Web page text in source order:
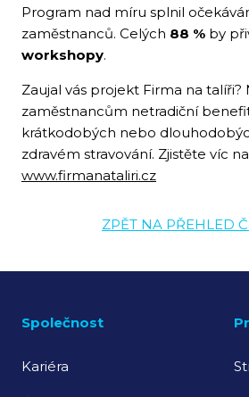
Program nad míru splnil
zaměstnanců. Celých 88 % by
workshopy.
Zaujal vás projekt Firma na
zaměstnancům netradiční
krátkodobých nebo
zdravém stravování. Zjistěte víc na
www.firmanataliri.cz
ZPĚT NA PŘEHLED
Společnost
Kariéra